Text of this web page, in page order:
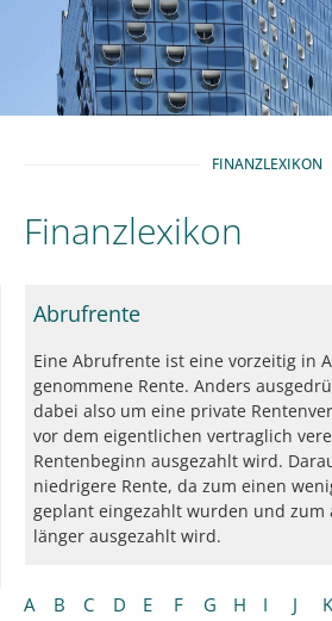
FINANZLEXIKON
Finanzlexikon
A B C D E F G H I J K
Abrufrente
Eine Abrufrente ist eine vorzeitig in
genommene Rente. Anders
dabei also um eine private
vor dem eigentlichen vertraglich
Rentenbeginn ausgezahlt wird.
niedrigere Rente, da zum einen
geplant eingezahlt wurden und zum
länger ausgezahlt wird.